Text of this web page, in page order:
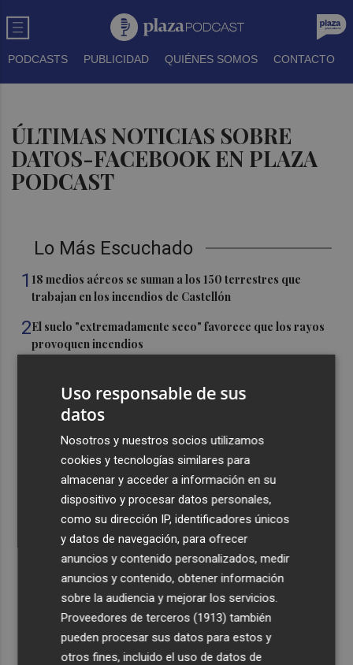
PODCASTS PUBLICIDAD QUIÉNES SOMOS CONTACTO
ÚLTIMAS NOTICIAS SOBRE
DATOS-FACEBOOK EN PLAZA
PODCAST
Lo Más Escuchado
1 18 medios aéreos se suman a los 150 terrestres que
trabajan en los incendios de Castellón
2El suelo "extremadamente seco" favorece que los rayos
provoquen incendios
referentes del flamenco en el Cante de las Minas
El pregón de Festes d'Elx 2026, con Josan, en imágenes
Emergencias activa la situación 2 del PEIF y confina
Sierra Engarcerán por el humo del incendio forestal
Recibe toda la actualidad de
Plaza Podcast en tu correo
Quiero suscribirme
Uso responsable de sus
datos
Nosotros y nuestros socios utilizamos
cookies y tecnologías similares para
almacenar y acceder a información en su
dispositivo y procesar datos personales,
como su dirección IP, identificadores únicos
y datos de navegación, para ofrecer
anuncios y contenido personalizados, medir
anuncios y contenido, obtener información
sobre la audiencia y mejorar los servicios.
Proveedores de terceros (1913) también
pueden procesar sus datos para estos y
otros fines, incluido el uso de datos de